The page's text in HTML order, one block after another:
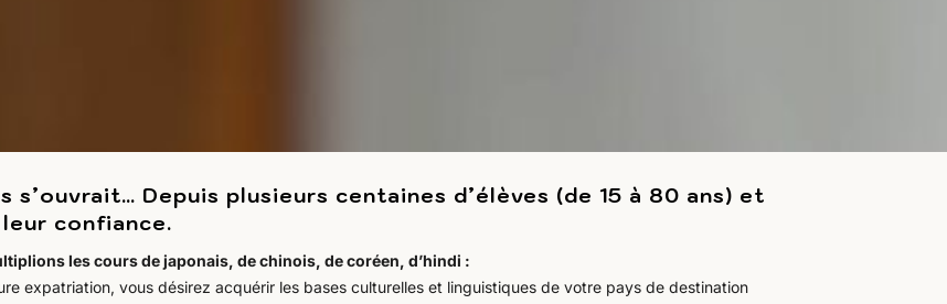
s’ouvrait… Depuis plusieurs centaines d’élèves (de 15 à 80 ans) et
confiance.
les cours de japonais, de chinois, de coréen, d’hindi :
expatriation, vous désirez acquérir les bases culturelles et linguistiques de votre pays de destination